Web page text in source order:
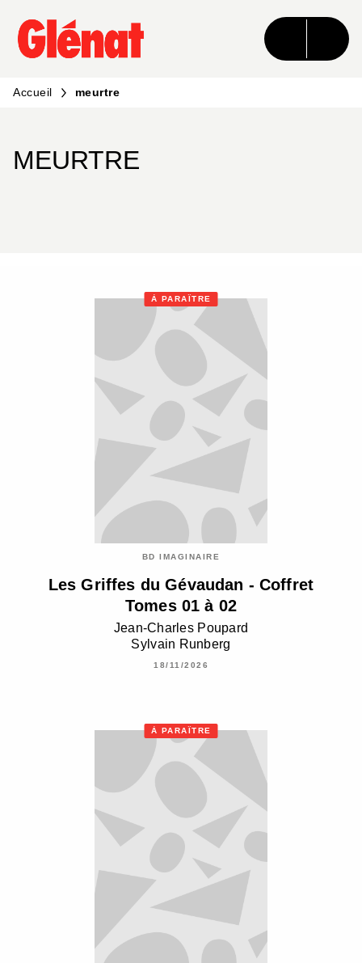
MENU RECHERCHE CONTENU
PIED DE PAGE
Accueil meurtre
MEURTRE
À PARAÎTRE
BD IMAGINAIRE
Les Griffes du Gévaudan - Coffret
Tomes 01 à 02
Jean-Charles Poupard
Sylvain Runberg
18/11/2026
À PARAÎTRE